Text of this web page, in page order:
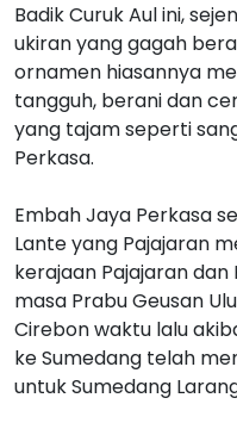
Badik Curuk Aul ini,
ukiran yang gagah
ornamen hiasannya
tangguh, berani dan
yang tajam seperti
Perkasa.
Embah Jaya Perkasa
Lante yang Pajajaran
kerajaan Pajajaran dan
masa Prabu Geusan
Cirebon waktu lalu
ke Sumedang telah
untuk Sumedang